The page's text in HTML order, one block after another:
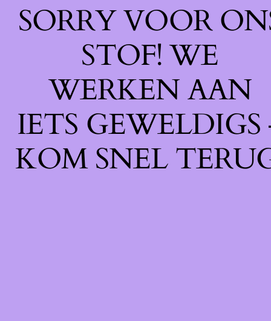
SORRY VOOR
STOF! WE
WERKEN AAN
IETS GEWELDIGS
KOM SNEL